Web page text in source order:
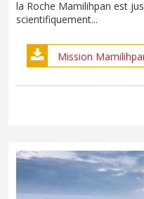
la Roche Mamilihpan est
scientifiquement...
Mission